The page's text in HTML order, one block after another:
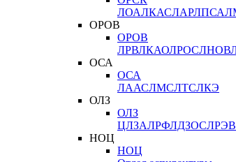
ЛОАЛКАСЛАРЛПСА
ОРОВ
ОРОВ
ЛРВЛКАОЛРОСЛНОВ
ОСА
ОСА
ЛААСЛМСЛТСЛКЭ
ОЛЗ
ОЛЗ
ЦЛЗАЛРФЛДЗОСЛРЭВ
НОЦ
НОЦ